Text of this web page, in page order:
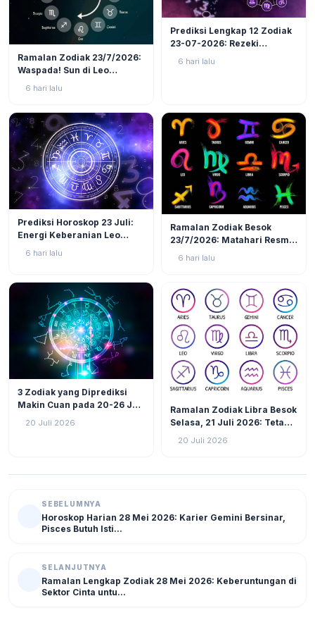
Ramalan Zodiak 23/7/2026:
Waspada! Sun di Leo
6 hari lalu
Prediksi Lengkap 12 Zodiak
23-07-2026: Rezeki
6 hari lalu
Prediksi Horoskop 23 Juli:
Energi Keberanian Leo
6 hari lalu
Ramalan Zodiak Besok
23/7/2026: Matahari Resmi
Masuk Leo, 3 Zodiak Ini
6 hari lalu
3 Zodiak yang Diprediksi
Makin Cuan pada 20-26 Juli
2026: Virgo Berani Ambil
20 Juli 2026
Ramalan Zodiak Libra Besok
Selasa, 21 Juli 2026: Tetap
Fokus Hadapi Tantangan,
20 Juli 2026
SEBELUMNYA
Horoskop Harian 28 Mei 2026: Karier Gemini Bersinar,
Pisces Butuh Isti...
SELANJUTNYA
Ramalan Lengkap Zodiak 28 Mei 2026: Keberuntungan di
Sektor Cinta untu...